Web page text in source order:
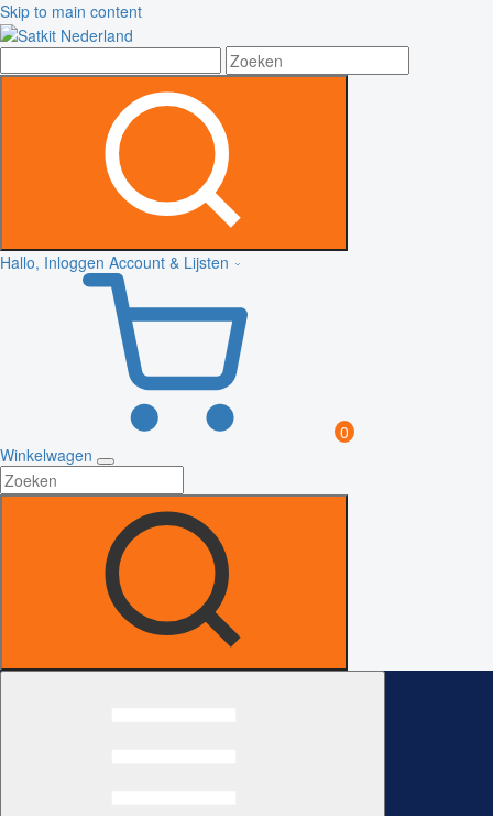
Skip to main content
Hallo, Inloggen Account & Lijsten
0
Winkelwagen